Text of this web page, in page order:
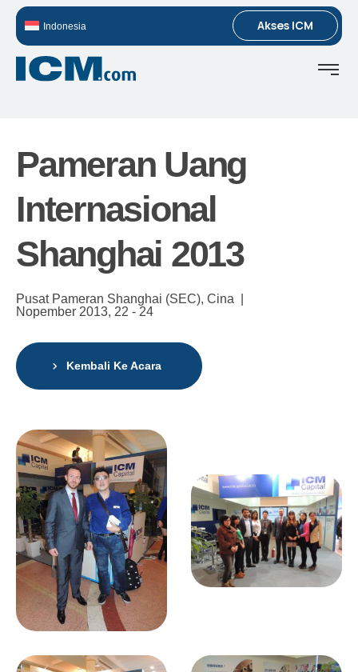
Indonesia Akses ICM
Pameran Uang
Internasional
Shanghai 2013
Pusat Pameran Shanghai (SEC), Cina |
Nopember 2013, 22 - 24
Kembali Ke Acara